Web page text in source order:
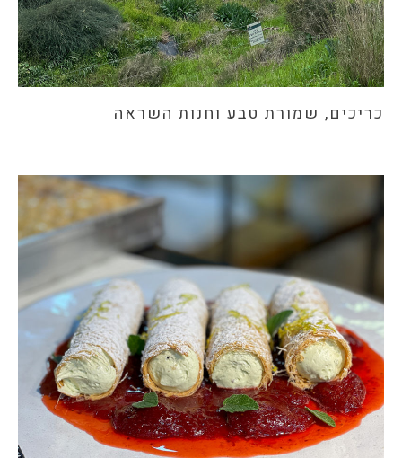
כריכים, שמורת טבע וחנות השראה